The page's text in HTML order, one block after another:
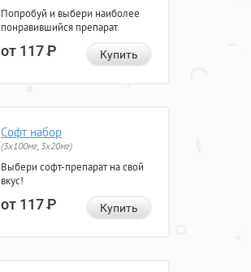
Попробуй и выбери наиболее
понравившийся препарат.
от 117Р Купить
Софт набор
(3x100мг, 3x20мг)
Выбери софт-препарат на свой
вкус!
от 117Р Купить